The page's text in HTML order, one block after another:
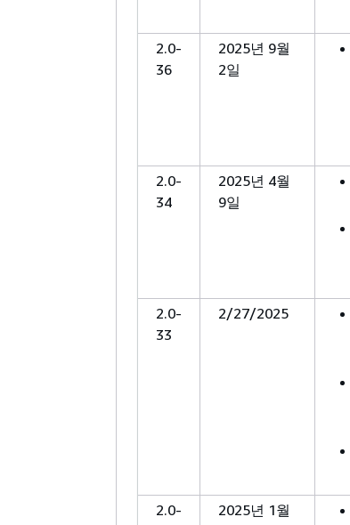
2.0-
36
2025년 9월
2일
2.0-
34
2025년 4월
9일
2.0-
33
2/27/2025
2.0-
2025년 1월